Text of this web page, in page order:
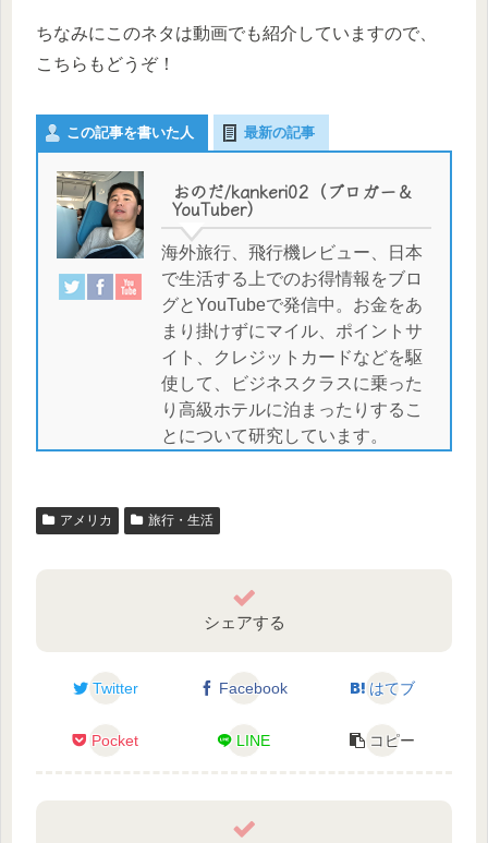
ちなみにこのネタは動画でも紹介していますので、
こちらもどうぞ！
この記事を書いた人 最新の記事
おのだ/kankeri02（ブロガー＆
YouTuber）
海外旅行、飛行機レビュー、日本
で生活する上でのお得情報をブロ
グとYouTubeで発信中。お金をあ
まり掛けずにマイル、ポイントサ
イト、クレジットカードなどを駆
使して、ビジネスクラスに乗った
り高級ホテルに泊まったりするこ
とについて研究しています。
アメリカ 旅行・生活
シェアする
Twitter Facebook はてブ
Pocket LINE コピー